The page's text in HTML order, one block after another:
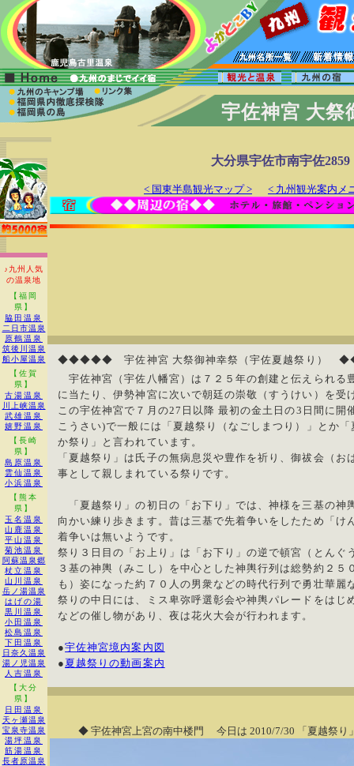
宇佐神宮 大祭
♪九州人気
の温泉地
【福岡
県】
脇田温泉
二日市温泉
原鶴温泉
筑後川温泉
船小屋温泉
【佐賀
県】
古湯温泉
川上峡温泉
武雄温泉
嬉野温泉
【長崎
県】
島原温泉
雲仙温泉
小浜温泉
【熊本
県】
玉名温泉
山鹿温泉
平山温泉
菊池温泉
阿蘇温泉郷
杖立温泉
山川温泉
岳ノ湯温泉
はげの湯
黒川温泉
小田温泉
松島温泉
下田温泉
日奈久温泉
湯ノ児温泉
人吉温泉
【大分
県】
日田温泉
天ヶ瀬温泉
宝泉寺温泉
湯坪温泉
筋湯温泉
長者原温泉
大分県宇佐市南宇佐2859
< 国東半島観光マップ > < 九州観光案内メ
◆◆◆◆◆ 宇佐神宮 大祭御神幸祭（宇佐夏越祭り
宇佐神宮（宇佐八幡宮）は７２５年の創建と伝えられる
に当たり、伊勢神宮に次いで朝廷の崇敬（すうけい）を受
この宇佐神宮で７月の27日以降 最初の金土日の3日間に開
こうさい)で一般には「夏越祭り（なごしまつり）」とか
か祭り」と言われています。
「夏越祭り」は氏子の無病息災や豊作を祈り、御祓会（
事として親しまれている祭りです。
「夏越祭り」の初日の「お下り」では、神様を三基の神
向かい練り歩きます。昔は三基で先着争いをしたため「け
着争いは無いようです。
祭り３日目の「お上り」は「お下り」の逆で頓宮（とんぐ
３基の神輿（みこし）を中心とした神輿行列は総勢約２
も）姿になった約７０人の男衆などの時代行列で勇壮華麗
祭りの中日には、ミス卑弥呼選彰会や神輿パレードをはじ
などの催し物があり、夜は花火大会が行われます。
●宇佐神宮境内案内図
● 夏越祭りの動画案内
◆ 宇佐神宮上宮の南中楼門 今日は 2010/7/30 「夏越祭り